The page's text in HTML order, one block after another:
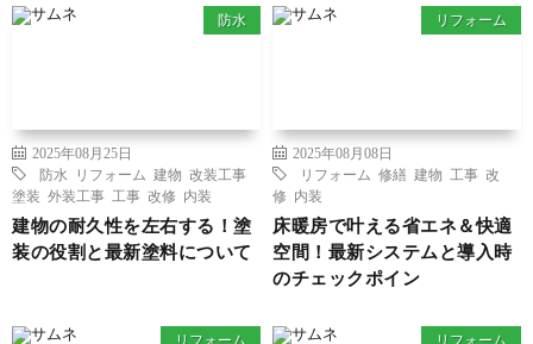
防水
2025年08月25日
防水
リフォーム 建物 改装工事
塗装 外装工事 工事 改修 内装
建物の耐久性を左右する！塗
装の役割と最新塗料について
リフォーム
2025年08月08日
リフォーム
修繕 建物 工事 改
修
内装
床暖房で叶える省エネ＆快適
空間！最新システムと導入時
のチェックポイン
リフォーム リフォーム